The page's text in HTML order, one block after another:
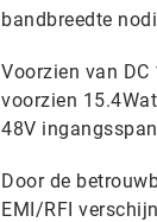
bandbreedte
Voorzien van
voorzien
48V
Door de
EMI/RFI